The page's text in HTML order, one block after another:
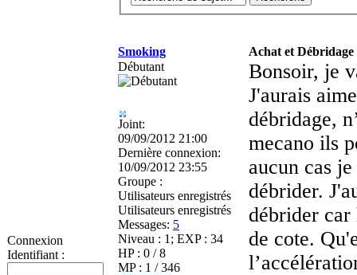
Connexion
Identifiant :
Smoking
Achat et
Débutant
Joint:
09/09/2012 21:00
Dernière connexion:
10/09/2012 23:55
Groupe :
Utilisateurs enregistrés
Utilisateurs enregistrés
Messages: 5
Niveau : 1; EXP : 34
HP : 0 / 8
MP : 1 / 346
Bonsoir, je
J'aurais
débridage,
mecano ils
aucun cas
débrider.
débrider car
de cote.